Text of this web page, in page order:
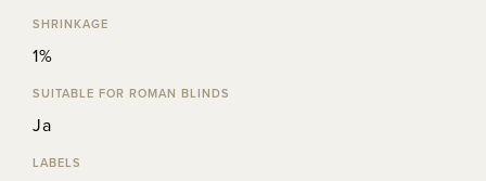
SHRINKAGE
1%
SUITABLE FOR ROMAN BLINDS
Ja
LABELS